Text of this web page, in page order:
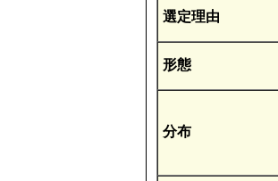
選定理由
形態
分布